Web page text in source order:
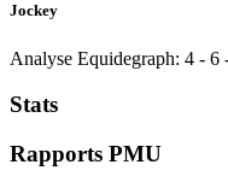
Jockey
Analyse Equidegraph: 4 - 6
Stats
Rapports PMU